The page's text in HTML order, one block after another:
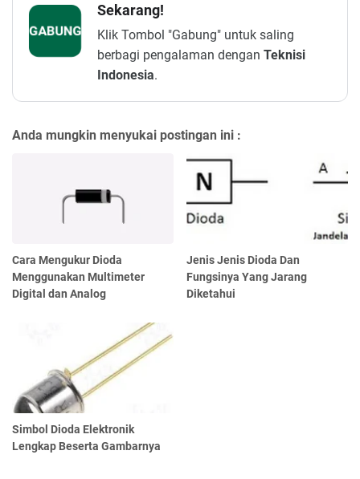
GABUNG
Sekarang!
Klik Tombol "Gabung" untuk saling
berbagi pengalaman dengan Teknisi
Indonesia.
Anda mungkin menyukai postingan ini :
Cara Mengukur Dioda
Menggunakan Multimeter
Digital dan Analog
Jenis Jenis Dioda Dan
Fungsinya Yang Jarang
Diketahui
Simbol Dioda Elektronik
Lengkap Beserta Gambarnya